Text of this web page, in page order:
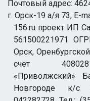
Почтовый адрес:
г. Орск-19 а/я 73, E-
156.ru проект ИП
561500221971
Орск,
счёт
«Приволжский»
Новгороде к/с